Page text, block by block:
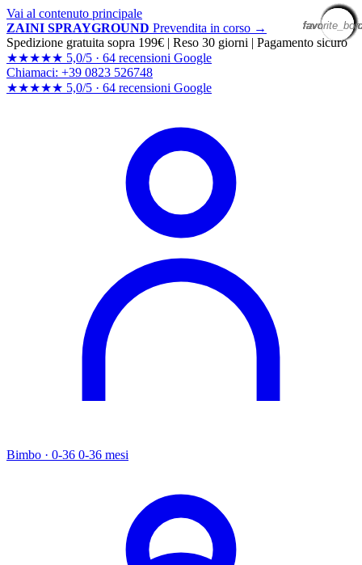
Vai al contenuto principale
ZAINI SPRAYGROUND Prevendita in corso →
Spedizione gratuita sopra 199€ | Reso 30 giorni | Pagamento sicuro
★★★★★ 5,0/5 · 64 recensioni Google
Chiamaci: +39 0823 526748
★★★★★ 5,0/5 · 64 recensioni Google
Bimbo · 0-36 0-36 mesi